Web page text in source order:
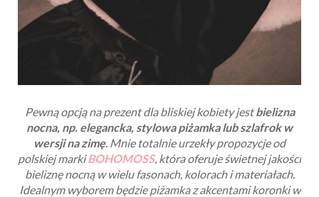
Pewną opcją na prezent dla bliskiej kobiety jestbielizna
nocna, np. elegancka, stylowa piżamka lub szlafrok w
wersji na zimę. Mnie totalnie urzekły propozycje od
polskiej markiBOHOMOSS, która oferuje świetnej jakości
bieliznę nocną w wielu fasonach, kolorach i materiałach.
Idealnym wyborem będzie piżamka z akcentami koronki w